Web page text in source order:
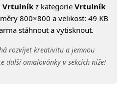
Vrtulníkz kategorie Vrtulník
800×800 a velikost: 49 KB
stáhnout a vytisknout.
rozvíjet kreativitu a jemnou
další omalovánky v sekcích níže!